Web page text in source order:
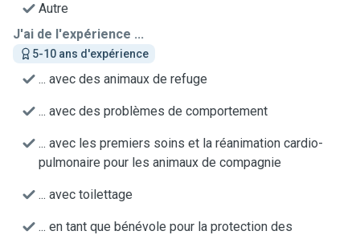
Autre
J'ai de l'expérience ...
5-10 ans d'expérience
... avec des animaux de refuge
... avec des problèmes de comportement
... avec les premiers soins et la réanimation cardio-
pulmonaire pour les animaux de compagnie
... avec toilettage
... en tant que bénévole pour la protection des